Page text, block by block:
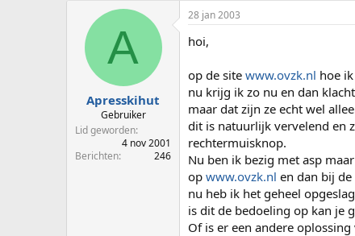
r
e
d
a
u
A
Apresskihut
Gebruiker
Lid geworden
4 nov 2001
Berichten
246
28 jan 2003
hoi,
op de site www.ovzk.nl hoe
nu krijg ik zo nu en dan
maar dat zijn ze echt wel
dit is natuurlijk vervelend en
rechtermuisknop.
Nu ben ik bezig met asp
op www.ovzk.nl en dan bij
nu heb ik het geheel
is dit de bedoeling op kan je
Of is er een andere